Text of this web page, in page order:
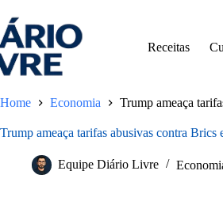
para
o
conteúdo
Receitas
Home Economia Trump ameaça
Trump ameaça tarifas abusivas contra Brics
Equipe Diário Livre